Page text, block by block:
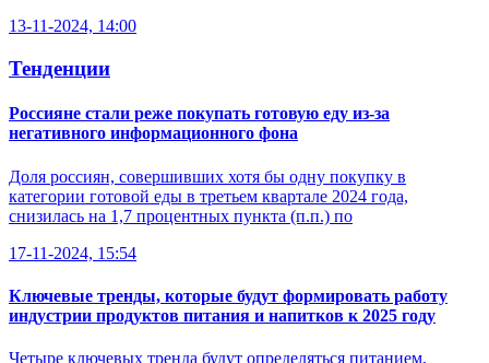
13-11-2024, 14:00
Тенденции
Россияне стали реже покупать готовую еду из-за
негативного информационного фона
Доля россиян, совершивших хотя бы одну покупку в
категории готовой еды в третьем квартале 2024 года,
снизилась на 1,7 процентных пункта (п.п.) по
17-11-2024, 15:54
Ключевые тренды, которые будут формировать работу
индустрии продуктов питания и напитков к 2025 году
Четыре ключевых тренда будут определяться питанием,